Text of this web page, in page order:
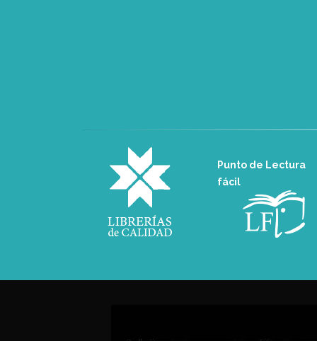
Punto de Lectura
fácil